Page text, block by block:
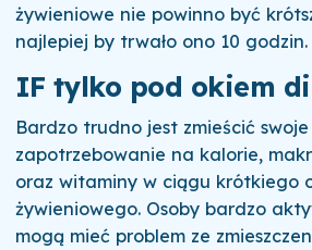
żywieniowe nie powinno być
najlepiej by trwało ono 10 godzin.
IF tylko pod okiem
Bardzo trudno jest zmieścić swoje
zapotrzebowanie na kalorie,
oraz witaminy w ciągu krótkiego
żywieniowego. Osoby bardzo
mogą mieć problem ze